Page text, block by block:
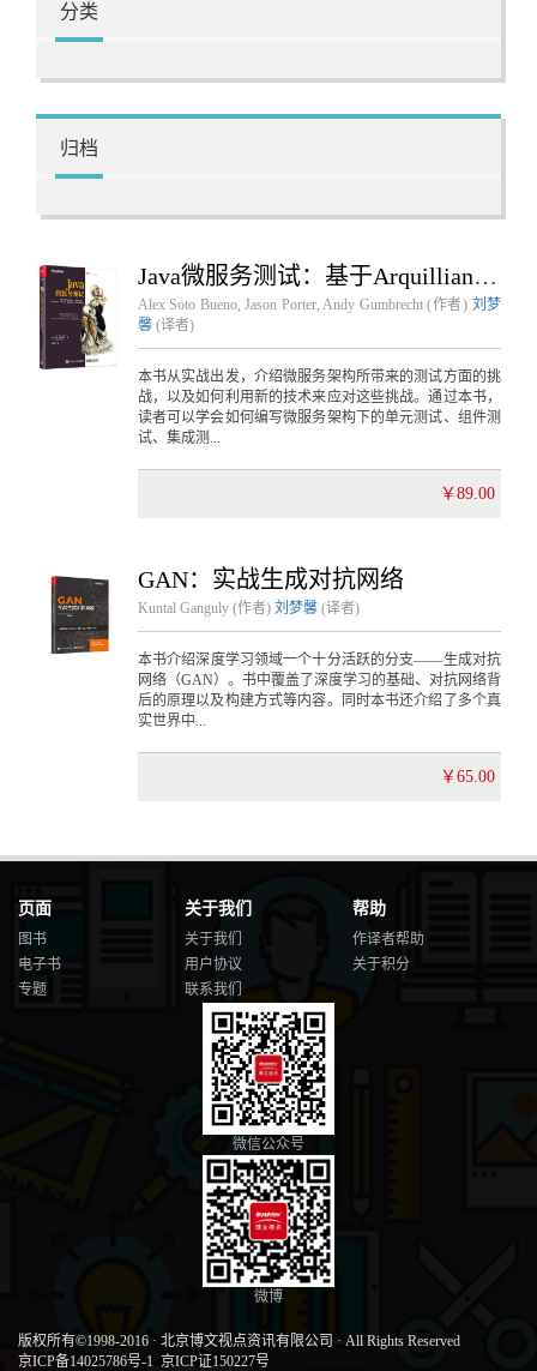
分类
归档
Java微服务测试：基于Arquillian、Hoverfly、AssertJ、JUnit、Selenium与Mockito
Alex Soto Bueno, Jason Porter, Andy Gumbrecht (作者) 刘梦
馨 (译者)
本书从实战出发，介绍微服务架构所带来的测试方面的挑
战，以及如何利用新的技术来应对这些挑战。通过本书，
读者可以学会如何编写微服务架构下的单元测试、组件测
试、集成测...
￥89.00
GAN：实战生成对抗网络
Kuntal Ganguly (作者) 刘梦馨 (译者)
本书介绍深度学习领域一个十分活跃的分支——生成对抗
网络（GAN）。书中覆盖了深度学习的基础、对抗网络背
后的原理以及构建方式等内容。同时本书还介绍了多个真
实世界中...
￥65.00
页面
图书
电子书
专题
关于我们
关于我们
用户协议
联系我们
帮助
作译者帮助
关于积分
微信公众号
微博
版权所有©1998-2016 · 北京博文视点资讯有限公司 · All Rights Reserved
京ICP备14025786号-1 京ICP证150227号